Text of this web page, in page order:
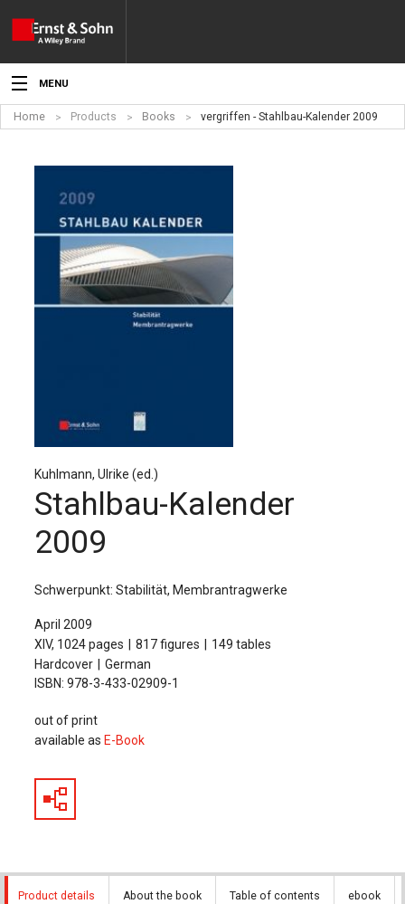
MENU
News
Events
Topics
Products
Media
The Publishing House
Sprache / Language: DE Sprache / Language: EN
Home Products Books vergriffen - Stahlbau-Kalender 2009
Kuhlmann, Ulrike (ed.)
Stahlbau-Kalender
2009
Schwerpunkt: Stabilität, Membrantragwerke
April 2009
XIV, 1024 pages
817 figures
149 tables
Hardcover
German
ISBN: 978-3-433-02909-1
out of print
available as E-Book
Product details About the book Table of contents ebook